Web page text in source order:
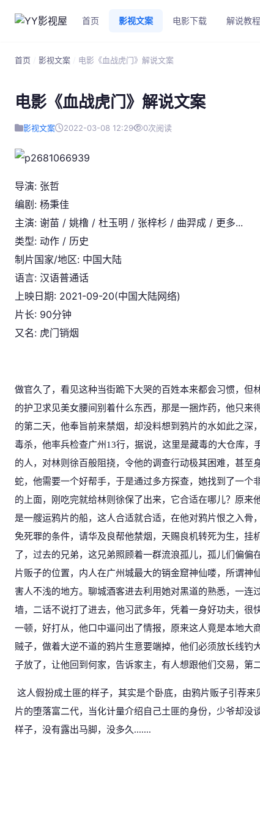
首页 影视文案 电影下载 解说教程
首页 影视文案 电影《血战虎门》解说文案
电影《血战虎门》解说文案
影视文案 2022-03-08 12:29 0次阅读
导演: 张哲
编剧: 杨秉佳
主演: 谢苗 / 姚橹 / 杜玉明 / 张梓杉 / 曲羿成 / 更多...
类型: 动作 / 历史
制片国家/地区: 中国大陆
语言: 汉语普通话
上映日期: 2021-09-20(中国大陆网络)
片长: 90分钟
又名: 虎门销烟
做官久了，看见这种当街跪下大哭的百姓本来都会习惯，
的护卫求见美女腰间别着什么东西，那是一捆炸药，他只
的第二天，他奉旨前来禁烟，却没料想到鸦片的水如此之
毒杀，他率兵检查广州 13行，据说，这里是藏毒的大仓库，
的人，对林则徐百般阻挠，令他的调查行动极其困难，甚
蛇，他需要一个好帮手，于是通过多方探查，她找到了一
的上面，刚吃完就给林则徐保了出来，它合适在哪儿？原
是一艘运鸦片的船，这人合适就合适，在他对鸦片恨之入
免死罪的条件，请华及良帮他禁烟，天赐良机转死为生，
了，过去的兄弟，这兄弟照顾着一群流浪孤儿，孤儿们偏
片贩子的位置，内人在广州城最大的销金窟神仙喽，所谓
害人不浅的地方。聊城酒客进去利用她对黑道的熟悉，一
墙，二话不说打了进去，他习武多年，凭着一身好功夫，
一顿，好打从，他口中逼问出了情报，原来这人竟是本地大
贼子，做着大逆不道的鸦片生意要端掉，他们必须放长线
子放了，让他回到何家，告诉家主，有人想跟他们交易，第
这人假扮成土匪的样子，其实是个卧底，由鸦片贩子引荐
片的堕落富二代，当化计量介绍自己土匪的身份，少爷却
样子，没有露出马脚，没多久.......